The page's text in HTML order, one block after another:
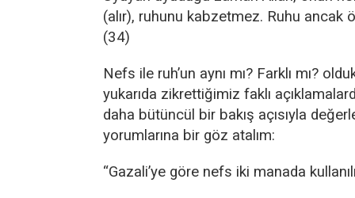
(alır), ruhunu kabzetmez. Ruhu ancak
(34)
Nefs ile ruh’un aynı mı? Farklı mı?
yukarıda zikrettiğimiz faklı
daha bütüncül bir bakış açısıyla
yorumlarına bir göz atalım:
“Gazali’ye göre nefs iki manada